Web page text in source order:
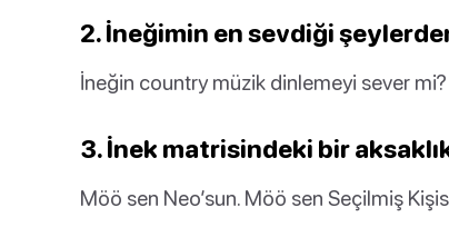
2. İneğimin en sevdiği
İneğin country müzik dinlemeyi sever mi?
3. İnek matrisindeki bir
Möö sen Neo’sun. Möö sen Seçilmiş